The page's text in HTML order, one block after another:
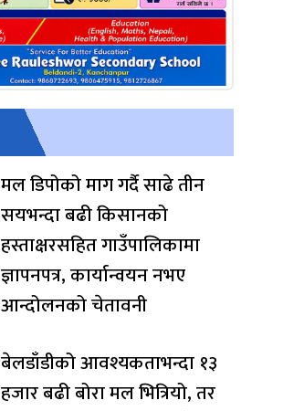
मल डिपोको माग गर्दै साढे तीन
सयभन्दा बढी किसानको
हस्ताक्षरसहित गाउँपालिकामा
ज्ञापनपत्र, कार्यान्वयन नभए
आन्दोलनको चेतावनी
बेलडाँडीको आवश्यकताभन्दा १३
हजार बढी बोरा मल भित्रियो, तर